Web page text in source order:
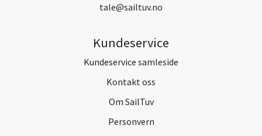
tale@sailtuv.no
Kundeservice
Kundeservice samleside
Kontakt oss
Om SailTuv
Personvern